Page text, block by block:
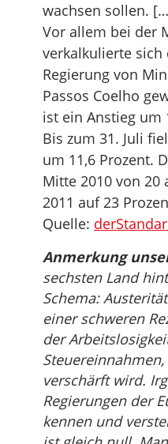
wachsen sollen.
Vor allem bei der
verkalkulierte
Regierung von
Passos Coelho
ist ein Anstieg um
Bis zum 31. Juli
um 11,6 Prozent.
Mitte 2010 von 20
2011 auf 23
Quelle:
Anmerkung
sechsten Land
Schema:
einer schweren
der
verschärft wird.
Regierungen der
kennen und